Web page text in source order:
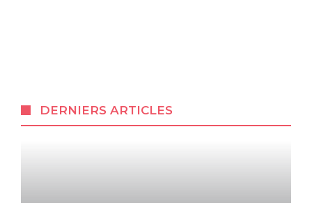
DERNIERS ARTICLES